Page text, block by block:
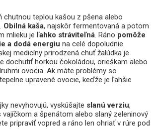
chutnou teplou kašou z pšena alebo
Obilná kaša, najskôr fermentovaná a potom
mlieku je ľahko stráviteľná. Ráno pomôže
a dodá energiu na celé dopoludnie.
medicíny prirodzená chuť žalúdka je
dochutiť horkou čokoládou, orieškam alebo
ovocia. Ak máte problémy so
upravené ovocie, keďže je ľahšie
nevyhovujú, vyskúšajte slanú verziu,
vajíčkom a špenátom alebo slaný zeleninový
pripraviť vopred a ráno len ohriať v rúre pod